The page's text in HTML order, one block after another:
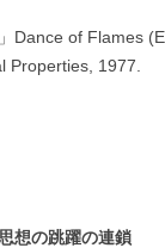
」Dance of Flames
Properties, 1977.
想の跳躍の連鎖